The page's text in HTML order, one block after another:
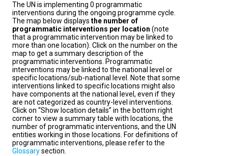
The UN is implementing 0 programmatic
interventions during the ongoing programme cycle.
The map below displays the number of
programmatic interventions per location (note
that a programmatic intervention may be linked to
more than one location). Click on the number on the
map to get a summary description of the
programmatic interventions. Programmatic
interventions may be linked to the national level or
specific locations/sub-national level. Note that some
interventions linked to specific locations might also
have components at the national level, even if they
are not categorized as country-level interventions.
Click on “Show location details” in the bottom right
corner to view a summary table with locations, the
number of programmatic interventions, and the UN
entities working in those locations. For definitions of
programmatic interventions, please refer to the
Glossarysection.